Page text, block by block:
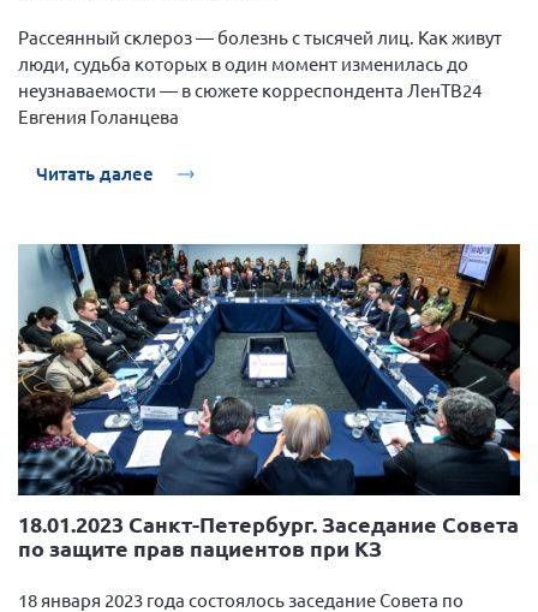
Рассеянный склероз — болезнь с тысячей лиц. Как живут
люди, судьба которых в один момент изменилась до
неузнаваемости — в сюжете корреспондента ЛенТВ24
Евгения Голанцева
Читать далее
18.01.2023 Санкт-Петербург. Заседание Совета
по защите прав пациентов при КЗ
18 января 2023 года состоялось заседание Совета по